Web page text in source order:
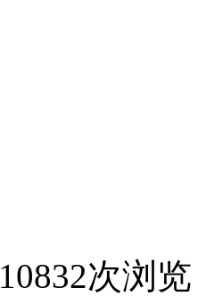
次浏览